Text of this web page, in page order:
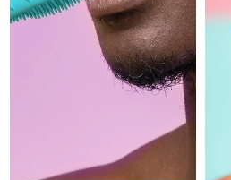
All FAQ™ skincare
FAQ™產品
All anti-aging
All FAQ™ skincare
FAQ™產品
All LED treatments
FAQ™產品
All hair treatments
FAQ™
All FAQ™ skincare
FAQ™
All toning
PEACH™ 2
Professional IPL
PEACH™ 2
IPL hair removal
BEAR™ 2
Microcurrent
LUNA™ 4 body
Massaging body
ESPADA™ 2
Recurring acne
BEAR™ 2
Microcurrent line
法屬玻里尼西亞